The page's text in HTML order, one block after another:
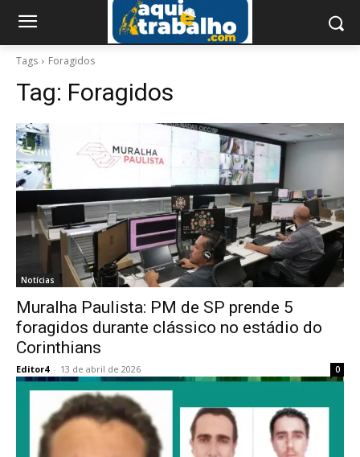
Tags Foragidos
Tag: Foragidos
Notícias
Muralha Paulista: PM de SP prende 5
foragidos durante clássico no estádio do
Corinthians
Editor4 - 13 de abril de 2026 0